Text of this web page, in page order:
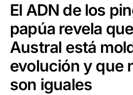
El ADN de los
papúa revela
Austral está
evolución y que
son iguales